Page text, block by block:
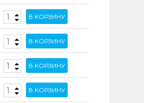
В КОРЗИНУ
В КОРЗИНУ
В КОРЗИНУ
В КОРЗИНУ